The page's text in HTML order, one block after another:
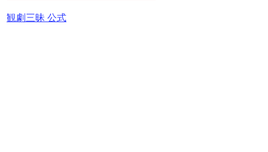
観劇三昧 公式